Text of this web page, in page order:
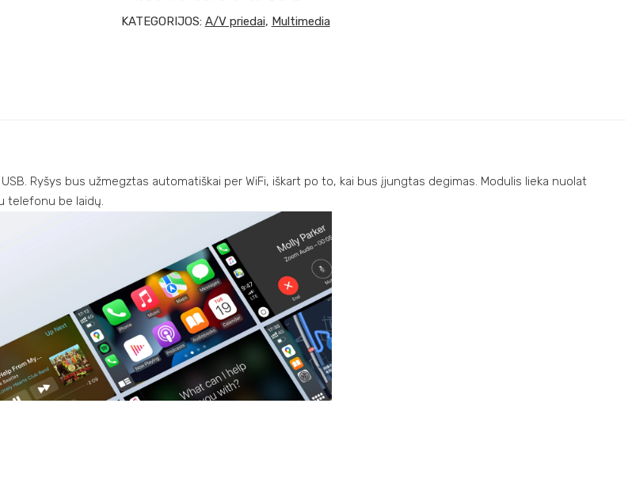
KATEGORIJOS: A/V priedai, Multimedia
Ryšys bus užmegztas automatiškai per WiFi, iškart po to, kai bus įjungtas degimas. Modulis lieka nuolat
telefonu be laidų.